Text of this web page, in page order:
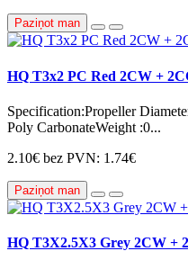
Paziņot man
HQ T3x2 PC Red 2CW +
Specification:Propeller
Poly CarbonateWeight :0...
2.10€ bez PVN: 1.74€
Paziņot man
HQ T3X2.5X3 Grey 2CW +